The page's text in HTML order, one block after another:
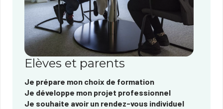
Elèves et parents
Je prépare mon choix de formation
Je développe mon projet professionnel
Je souhaite avoir un rendez-vous individuel